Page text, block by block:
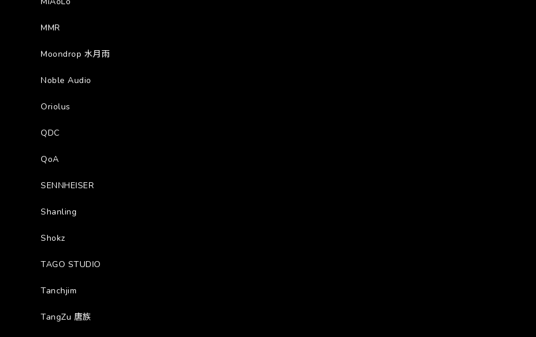
MMR
Moondrop 水月雨
Noble Audio
Oriolus
QDC
QoA
SENNHEISER
Shanling
Shokz
TAGO STUDIO
Tanchjim
TangZu 唐族